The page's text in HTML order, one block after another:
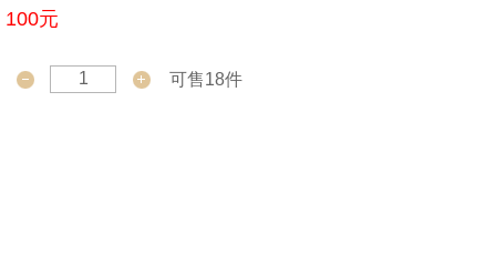
100元
可售18件